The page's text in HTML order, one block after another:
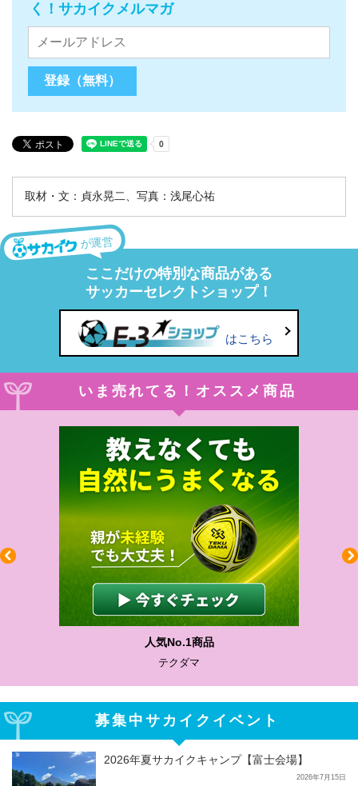
く！サカイクメルマガ
取材・文：貞永晃二、写真：浅尾心祐
が運営
ここだけの特別な商品がある
サッカーセレクトショップ！
はこちら
いま売れてる！オススメ商品
人気No.1商品
テクダマ
募集中サカイクイベント
2026年夏サカイクキャンプ【富士会場】
2026年7月15日